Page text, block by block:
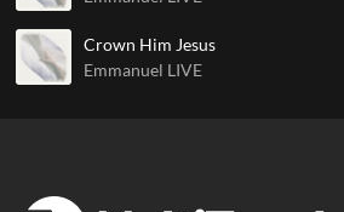
Crown Him Jesus
Emmanuel LIVE